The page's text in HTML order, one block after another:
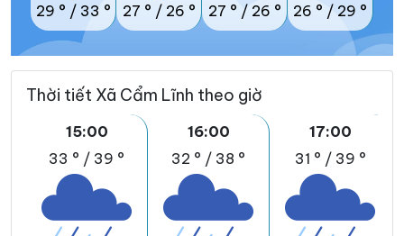
29 ° / 33 ° 27 ° / 26 ° 27 ° / 26 ° 26 ° / 29 °
Thời tiết Xã Cẩm Lĩnh theo giờ
15:00
33 ° / 39 °
16:00
32 ° / 38 °
17:00
31 ° / 39 °